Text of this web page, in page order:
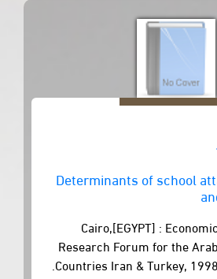
Determinants of
Cairo,[EGYPT] :
Research Forum for
Countries Iran &